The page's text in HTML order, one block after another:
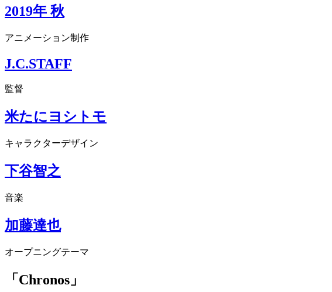
2019年 秋
アニメーション制作
J.C.STAFF
監督
米たにヨシトモ
キャラクターデザイン
下谷智之
音楽
加藤達也
オープニングテーマ
「Chronos」